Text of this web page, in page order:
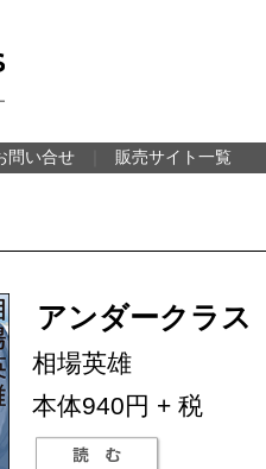
問い合せ 販売サイト一覧
アンダークラス
相場英雄
本体940円 + 税